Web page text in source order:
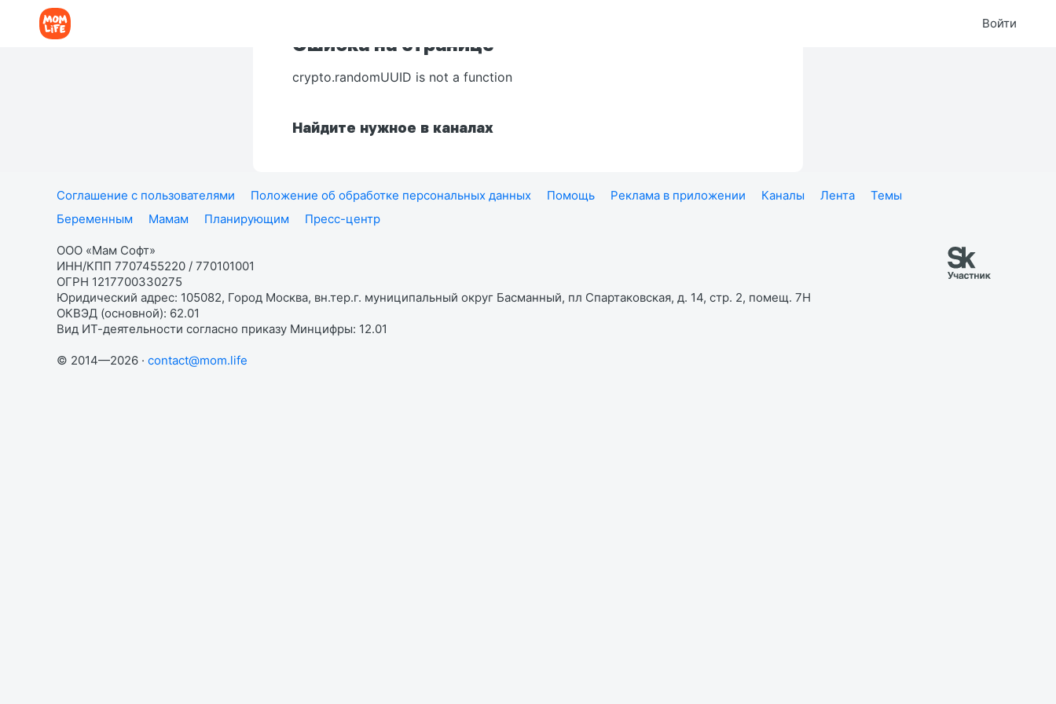
Войти
Ошибка на странице
crypto.randomUUID is not a function
Найдите нужное в каналах
Соглашение с пользователями Положение об обработке персональных данных Помощь Реклама в приложении Каналы Лента
Темы
Беременным
Мамам Планирующим Пресс-центр
ООО «Мам Софт»
ИНН/КПП 7707455220 / 770101001
ОГРН 1217700330275
Юридический адрес: 105082, Город Москва, вн.тер.г. муниципальный округ Басманный, пл Спартаковская, д. 14, стр. 2, помещ. 7Н
ОКВЭД (основной): 62.01
Вид ИТ-деятельности согласно приказу Минцифры: 12.01
© 2014—2026 · contact@mom.life